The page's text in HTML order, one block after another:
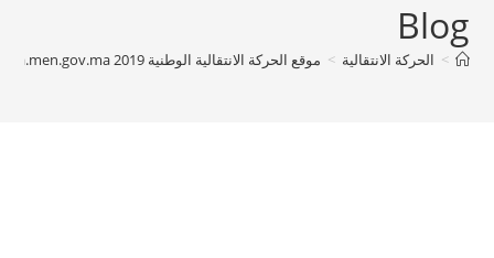
Blog
> الحركة الانتقالية > موقع الحركة الانتقالية الوطنية 2019 http://haraka.men.gov.ma/